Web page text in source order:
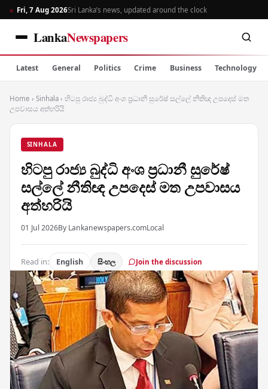
Fri, 7 Aug 2026Sri Lanka’s news, updated around the clock
LankaNewspapers
Latest General Politics Crime Business Technology
Home › Sinhala › හිටපු රාජ්‍ය බුද්ධි අංශ ප්‍රධානී සුරේෂ් සල්ලේ නීතිඥ උපදෙස් මත
උපවාසය අත්හරියි
SINHALA
හිටපු රාජ්‍ය බුද්ධි අංශ ප්‍රධානී සුරේෂ්
සල්ලේ නීතිඥ උපදෙස් මත උපවාසය
අත්හරියි
01 Jul 2026By Lankanewspapers.comLocal
Read in: English සිංහල Join the discussion